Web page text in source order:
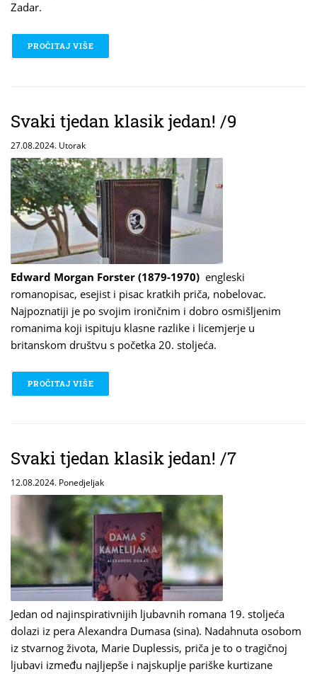
Zadar.
PROČITAJ VIŠE
Svaki tjedan klasik jedan! /9
27.08.2024. Utorak
Edward Morgan Forster (1879-1970) engleski
romanopisac, esejist i pisac kratkih priča, nobelovac.
Najpoznatiji je po svojim ironičnim i dobro osmišljenim
romanima koji ispituju klasne razlike i licemjerje u
britanskom društvu s početka 20. stoljeća.
PROČITAJ VIŠE
Svaki tjedan klasik jedan! /7
12.08.2024. Ponedjeljak
Jedan od najinspirativnijih ljubavnih romana 19. stoljeća
dolazi iz pera Alexandra Dumasa (sina). Nadahnuta osobom
iz stvarnog života, Marie Duplessis, priča je to o tragičnoj
ljubavi između najljepše i najskuplje pariške kurtizane